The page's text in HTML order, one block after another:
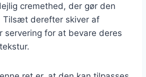
cremethed, der gør den
Tilsæt derefter skiver af
servering for at bevare deres